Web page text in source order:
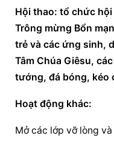
Hội thao: tổ chức hội
Trông mừng Bổn
trẻ và các ứng sinh,
Tâm Chúa Giêsu,
tướng, đá bóng, kéo
Hoạt động khác:
Mở các lớp vỡ lòng